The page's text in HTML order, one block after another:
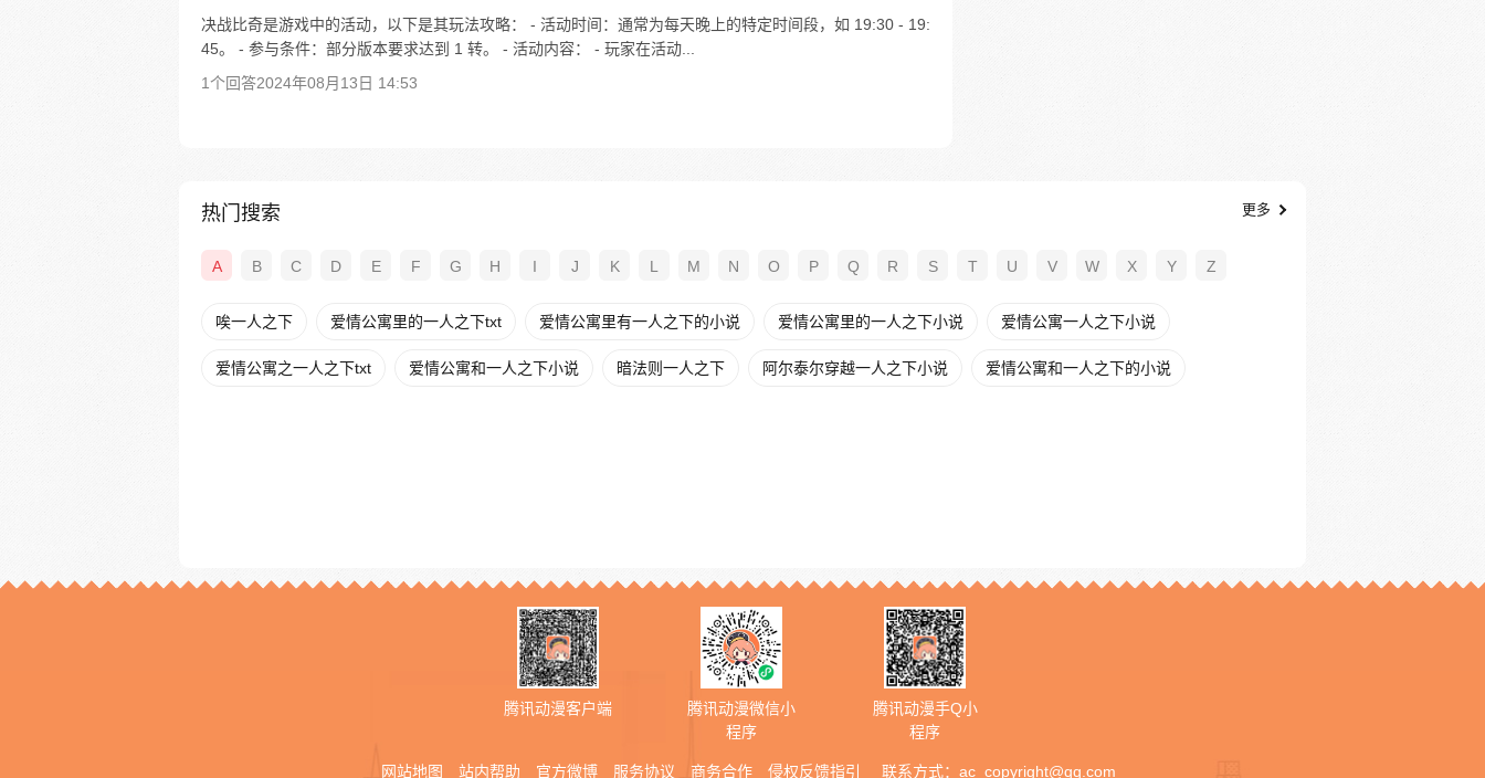
决战比奇是游戏中的活动，以下是其玩法攻略： - 活动时间：通常为每天晚上的特定时间段，如 19:30 - 19:
45。 - 参与条件：部分版本要求达到 1 转。 - 活动内容： - 玩家在活动...
1个回答2024年08月13日 14:53
热门搜索 更多
A B C D E F G H I J K L M N O P Q R S T U V W X Y Z
唉一人之下 爱情公寓里的一人之下txt 爱情公寓里有一人之下的小说 爱情公寓里的一人之下小说 爱情公寓一人之下小说
爱情公寓之一人之下txt 爱情公寓和一人之下小说 暗法则一人之下 阿尔泰尔穿越一人之下小说 爱情公寓和一人之下的小说
腾讯动漫客户端
腾讯动漫微信小
程序
腾讯动漫手Q小
程序
网站地图 站内帮助 官方微博 服务协议 商务合作 侵权反馈指引 联系方式： ac_copyright@qq.com